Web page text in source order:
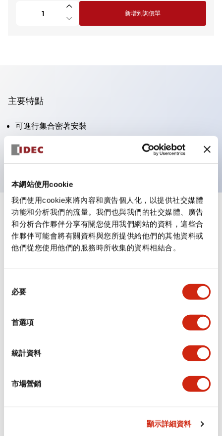
本網站使用cookie
我們使用cookie來將內容和廣告個人化，以提供社交媒體
功能和分析我們的流量。我們也與我們的社交媒體、廣告
和分析合作夥伴分享有關您使用我們網站的資料，這些合
作夥伴可能會將有關資料與您所提供給他們的其他資料或
他們從您使用他們的服務時所收集的資料相結合。
必要
首選項
統計資料
市場營銷
顯示詳細資料
新增到詢價單
主要特點
可進行集合密著安裝
附鎖選擇開關採用高安全性的彈子鎖結構
防護結構為IP65（IEC60529）
規格 顯示全部
審美規範
環境規範
功能規格